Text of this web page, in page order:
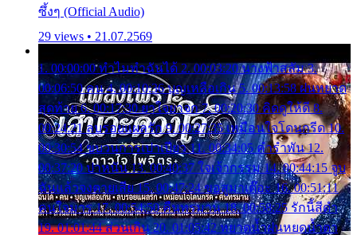
ซึ้งๆ (Official Audio)
29 views • 21.07.2569
1. 00:00:00 ทำไมทำฉันได้ 2. 00:03:20 นางฟ้าสลัม 3.
00:06:50 คน 4. 00:10:36 บุญเหลือเกิน 5. 00:13:58 ฝนหยาด
สุดท้าย 6. 00:17:30 ยาใจยาจก 7. 00:20:30 คิดดูให้ดี 8.
00:24:21 ลบรอยแผลรัก 9. 00:27:35 เหมือนใจโดนกรีด 10.
00:30:54 ขบวนการเปาเปียว 11. 00:34:05 คำรำพัน 12.
00:37:20 ปาหนัน 13. 00:40:37 ใจเจ้ากรรม 14. 00:44:15 จูบ
ฉันแล้วจงตายเสีย 15. 00:47:24 ขอสูมาเต๊อะ 16. 00:51:11
คนใจมาร 17. 00:54:50 คืนทรมาน 18. 00:58:25 รักนี้สีดำ
19. 01:01:44 ส่วนเกิน 20. 01:05:42 หยาดน้ำฝนหยดน้ำตา